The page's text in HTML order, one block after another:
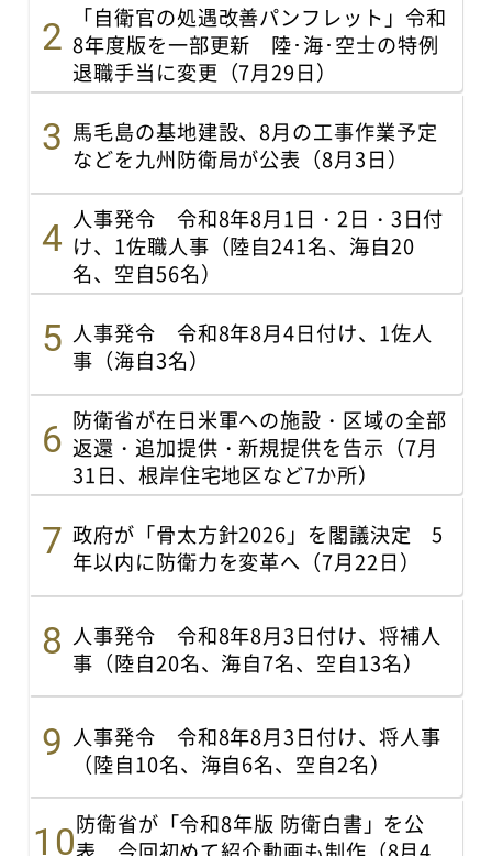
「自衛官の処遇改善パンフレット」令和
8年度版を一部更新 陸･海･空士の特例
退職手当に変更（7月29日）
馬毛島の基地建設、8月の工事作業予定
などを九州防衛局が公表（8月3日）
人事発令 令和8年8月1日・2日・3日付
け、1佐職人事（陸自241名、海自20
名、空自56名）
人事発令 令和8年8月4日付け、1佐人
事（海自3名）
防衛省が在日米軍への施設・区域の全部
返還・追加提供・新規提供を告示（7月
31日、根岸住宅地区など7か所）
政府が「骨太方針2026」を閣議決定 5
年以内に防衛力を変革へ（7月22日）
人事発令 令和8年8月3日付け、将補人
事（陸自20名、海自7名、空自13名）
人事発令 令和8年8月3日付け、将人事
（陸自10名、海自6名、空自2名）
防衛省が「令和8年版 防衛白書」を公
表 今回初めて紹介動画も制作（8月4